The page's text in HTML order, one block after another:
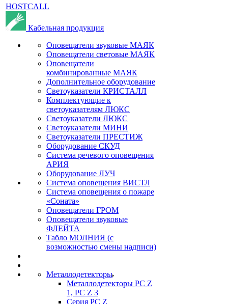
HOSTCALL
Кабельная продукция
Оповещатели звуковые МАЯК
Оповещатели световые МАЯК
Оповещатели
комбинированные МАЯК
Дополнительное оборудование
Светоуказатели КРИСТАЛЛ
Комплектующие к
светоуказателям ЛЮКС
Светоуказатели ЛЮКС
Светоуказатели МИНИ
Светоуказатели ПРЕСТИЖ
Оборудование СКУД
Система речевого оповещения
АРИЯ
Оборудование ЛУЧ
Система оповещения ВИСТЛ
Система оповещения о пожаре
«Соната»
Оповещатели ГРОМ
Оповещатели звуковые
ФЛЕЙТА
Табло МОЛНИЯ (с
возможностью смены надписи)
Металлодетекторы
Металлодетекторы РС Z
1, PC Z 3
Серия РС Z